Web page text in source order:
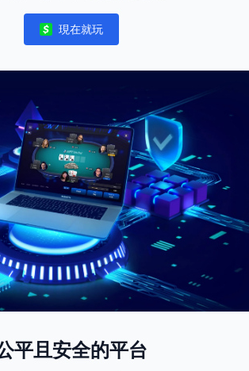
Notifications
現在就玩
平且安全的平台